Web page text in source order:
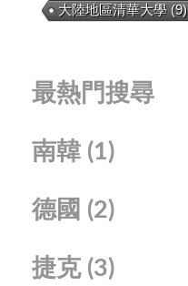
大陸地區清華大學(9)
最熱門搜尋
南韓 (1)
德國 (2)
捷克 (3)